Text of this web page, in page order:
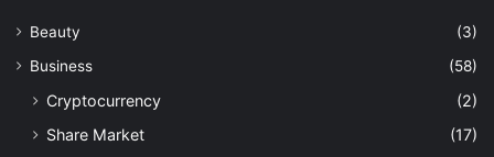
Beauty
(3)
Business
(58)
Cryptocurrency
(2)
Share Market
(17)